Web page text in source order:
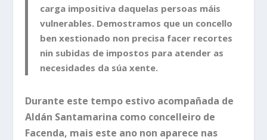
carga impositiva daquelas persoas máis
vulnerables. Demostramos que un concello
ben xestionado non precisa facer recortes
nin subidas de impostos para atender as
necesidades da súa xente.
Durante este tempo estivo acompañada de
Aldán Santamarina como concelleiro de
Facenda, mais este ano non aparece nas